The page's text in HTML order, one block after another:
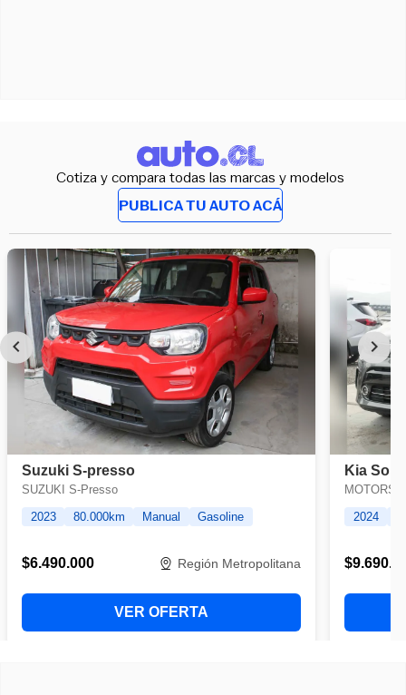
Cotiza y compara todas las marcas y modelos
PUBLICA TU AUTO ACÁ